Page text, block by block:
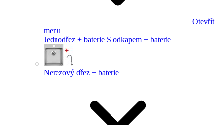
Otevřít
menu
Jednodřez + baterie S odkapem + baterie
Nerezový dřez + baterie